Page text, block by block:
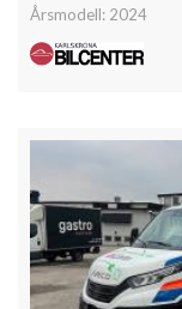
Årsmodell: 2024